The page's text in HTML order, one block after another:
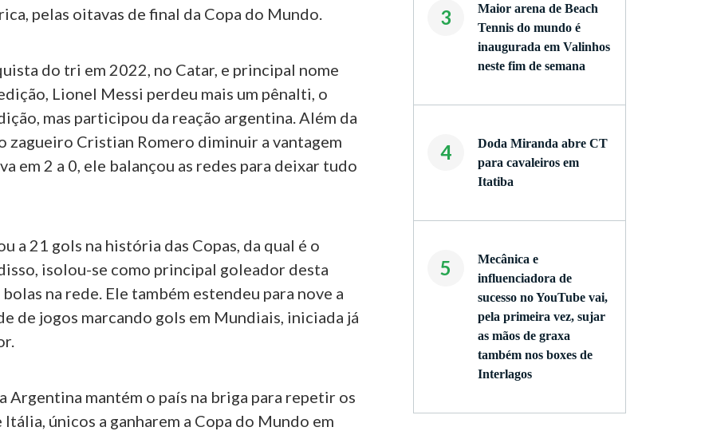
pelas oitavas de final da Copa do Mundo.
do tri em 2022, no Catar, e principal nome
Lionel Messi perdeu mais um pênalti, o
mas participou da reação argentina. Além da
zagueiro Cristian Romero diminuir a vantagem
em 2 a 0, ele balançou as redes para deixar tudo
a 21 gols na história das Copas, da qual é o
isolou-se como principal goleador desta
na rede. Ele também estendeu para nove a
de jogos marcando gols em Mundiais, iniciada já
Argentina mantém o país na briga para repetir os
únicos a ganharem a Copa do Mundo em
3
Maior arena de Beach
Tennis do mundo é
inaugurada em Valinhos
neste fim de semana
4
Doda Miranda abre CT
para cavaleiros em
Itatiba
5
Mecânica e
influenciadora de
sucesso no YouTube vai,
pela primeira vez, sujar
as mãos de graxa
também nos boxes de
Interlagos